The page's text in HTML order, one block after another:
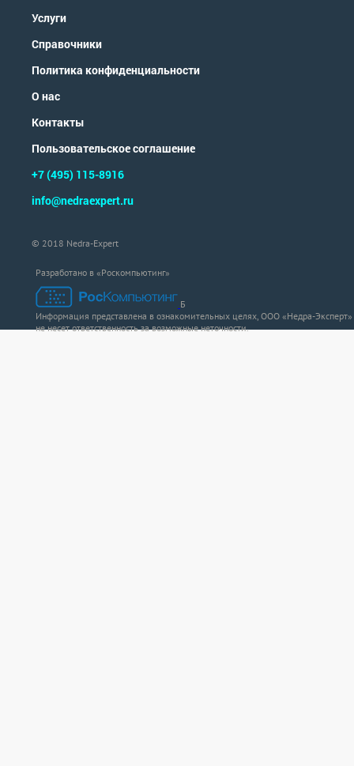
Услуги
Справочники
Политика конфиденциальности
О нас
Контакты
Пользовательское соглашение
+7 (495) 115-8916
info@nedraexpert.ru
© 2018 Nedra-Expert
Разработано в «Роскомпьютинг»
Б
Информация представлена в ознакомительных целях, ООО «Недра-Эксперт»
не несет ответственность за возможные неточности.